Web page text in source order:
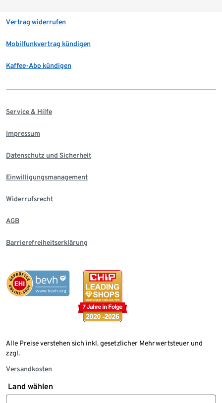
Vertrag widerrufen
Mobilfunkvertrag kündigen
Kaffee-Abo kündigen
Service & Hilfe
Impressum
Datenschutz und Sicherheit
Einwilligungsmanagement
Widerrufsrecht
AGB
Barrierefreiheitserklärung
Alle Preise verstehen sich inkl. gesetzlicher Mehrwertsteuer und
zzgl.
Versandkosten
Land wählen